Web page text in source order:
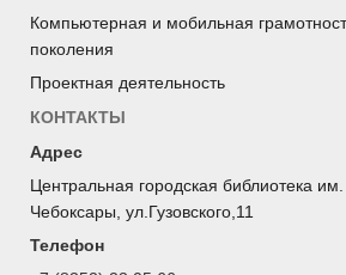
Компьютерная и мобильная
поколения
Проектная деятельность
КОНТАКТЫ
Адрес
Центральная городская библиотека
Чебоксары, ул.Гузовского,11
Телефон